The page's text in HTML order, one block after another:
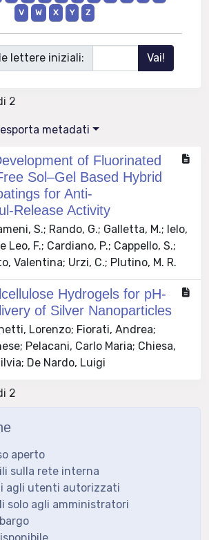
V
W X Y Z
lettere iniziali:
2
esporta metadati
of Fluorinated
Sol–Gel Based Hybrid
for Anti-
Release Activity
S.; Rando, G.; Galletta, M.; Ielo,
Leo, F.; Cardiano, P.; Cappello, S.;
Valentina; Urzi, C.; Plutino, M. R.
Hydrogels for pH-
of Silver Nanoparticles
Lorenzo; Fiorati, Andrea;
Pelacani, Carlo Maria; Chiesa,
De Nardo, Luigi
2
aperto
sulla rete interna
agli utenti autorizzati
solo agli amministratori